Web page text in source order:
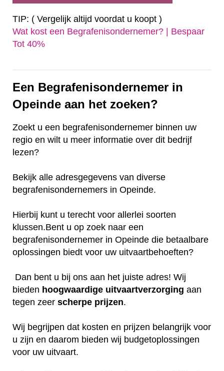
TIP: ( Vergelijk altijd voordat u koopt )
Wat kost een Begrafenisondernemer? | Bespaar
Tot 40%‎
Een Begrafenisondernemer in
Opeinde aan het zoeken?
Zoekt u een begrafenisondernemer binnen uw
regio en wilt u meer informatie over dit bedrijf
lezen?
Bekijk alle adresgegevens van diverse
begrafenisondernemers in Opeinde.
Hierbij kunt u terecht voor allerlei soorten
klussen.Bent u op zoek naar een
begrafenisondernemer in Opeinde die betaalbare
oplossingen biedt voor uw uitvaartbehoeften?
Dan bent u bij ons aan het juiste adres! Wij
bieden hoogwaardige uitvaartverzorging aan
tegen zeer scherpe prijzen.
Wij begrijpen dat kosten en prijzen belangrijk voor
u zijn en daarom bieden wij budgetoplossingen
voor uw uitvaart.